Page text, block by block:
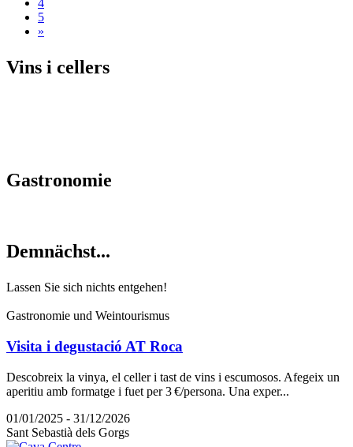
4
5
»
Vins i cellers
Gastronomie
Demnächst...
Lassen Sie sich nichts entgehen!
Gastronomie und Weintourismus
Visita i degustació AT Roca
Descobreix la vinya, el celler i tast de vins i escumosos. Afegeix un
aperitiu amb formatge i fuet per 3 €/persona. Una exper...
01/01/2025 - 31/12/2026
Sant Sebastià dels Gorgs